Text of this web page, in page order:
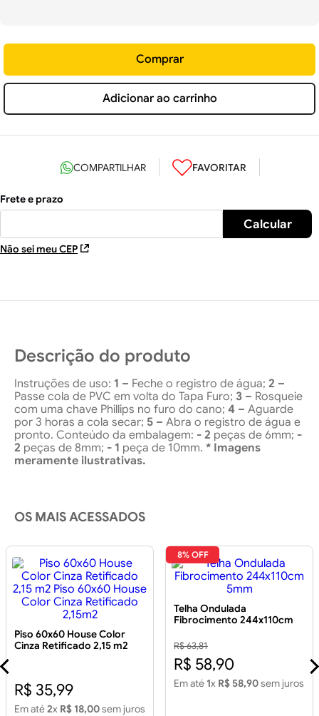
Adicionar ao carrinho
Comprar
Não sei meu CEP
Descrição do produto
Instruções de uso: 1 – Feche o registro de água; 2 –
Passe cola de PVC em volta do Tapa Furo; 3 – Rosqueie
com uma chave Phillips no furo do cano; 4 – Aguarde
por 3 horas a cola secar; 5 – Abra o registro de água e
pronto. Conteúdo da embalagem: - 2 peças de 6mm; -
2 peças de 8mm; - 1 peça de 10mm. * Imagens
meramente ilustrativas.
OS MAIS ACESSADOS
Piso 60x60 House Color
Cinza Retificado 2,15 m2
R$ 35,99
Em até2x R$ 18,00sem juros
8% OFF
Telha Ondulada
Fibrocimento 244x110cm
R$ 63,81
R$ 58,90
Em até 1x R$ 58,90sem juros